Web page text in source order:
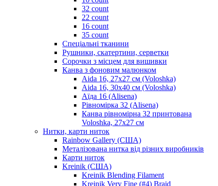
32 count
22 count
16 count
35 count
Спеціальні тканини
Рушники, скатертини, серветки
Сорочки з місцем для вишивки
Канва з фоновим малюнком
Aida 16, 27х27 см (Voloshka)
Aida 16, 30х40 см (Voloshka)
Аїда 16 (Alisena)
Рівномірка 32 (Alisena)
Канва рівномірна 32 принтована
Voloshka, 27х27 см
Нитки, карти ниток
Rainbow Gallery (США)
Металізована нитка від різних виробників
Карти ниток
Kreinik (США)
Kreinik Blending Filament
Kreinik Very Fine (#4) Braid